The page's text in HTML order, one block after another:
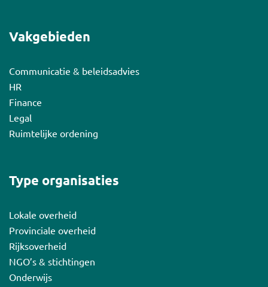
Vakgebieden
Communicatie & beleidsadvies
HR
Finance
Legal
Ruimtelijke ordening
Type organisaties
Lokale overheid
Provinciale overheid
Rijksoverheid
NGO’s & stichtingen
Onderwijs